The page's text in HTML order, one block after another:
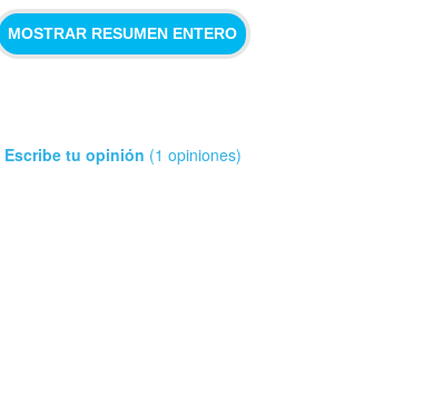
MOSTRAR RESUMEN ENTERO
Escribe tu opinión (1 opiniones)